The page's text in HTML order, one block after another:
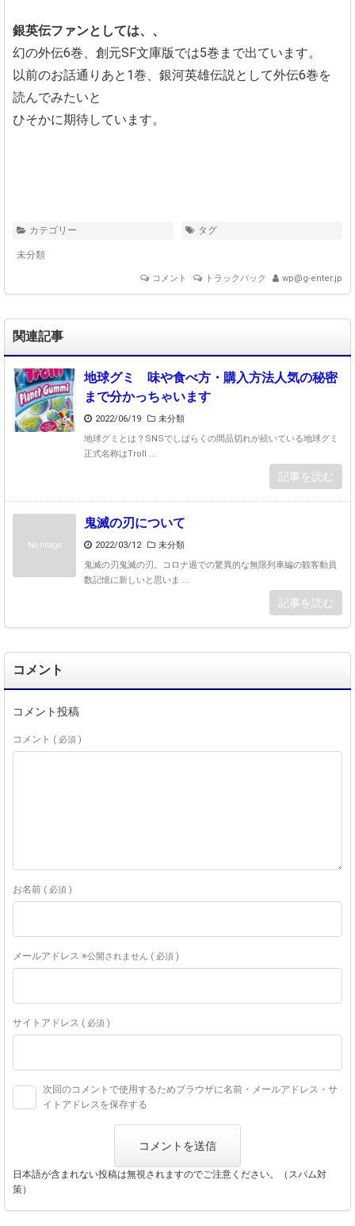
銀英伝ファンとしては、、
幻の外伝6巻、創元SF文庫版では5巻まで出ています。
以前のお話通りあと1巻、銀河英雄伝説として外伝6巻を
読んでみたいと
ひそかに期待しています。
カテゴリー
未分類
タグ
コメント トラックバック wp@g-enter.jp
関連記事
地球グミ 味や食べ方・購入方法人気の秘密
まで分かっちゃいます
2022/06/19
未分類
地球グミとは？SNSでしばらくの間品切れが続いている地球グミ
正式名称はTroll ...
記事を読む
No Image
鬼滅の刃について
2022/03/12
未分類
鬼滅の刃鬼滅の刃。コロナ過での驚異的な無限列車編の観客動員
数記憶に新しいと思いま ...
記事を読む
コメント
コメント投稿
コメント ( 必須 )
お名前 ( 必須 )
メールアドレス ※公開されません ( 必須 )
サイトアドレス ( 必須 )
次回のコメントで使用するためブラウザに名前・メールアドレス・サ
イトアドレスを保存する
日本語が含まれない投稿は無視されますのでご注意ください。（スパム対
策）